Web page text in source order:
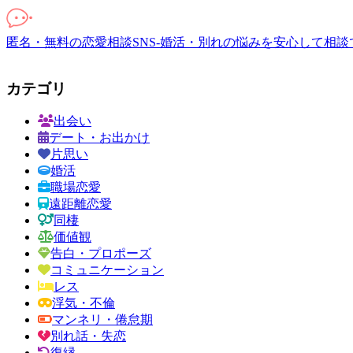
匿名・無料の恋愛相談SNS-婚活・別れの悩みを安心して相
カテゴリ
出会い
デート・お出かけ
片思い
婚活
職場恋愛
遠距離恋愛
同棲
価値観
告白・プロポーズ
コミュニケーション
レス
浮気・不倫
マンネリ・倦怠期
別れ話・失恋